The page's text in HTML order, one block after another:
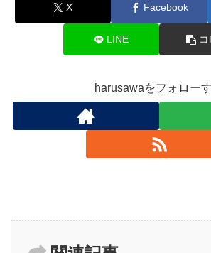
X Facebook
LINE
harusawaをフォロー